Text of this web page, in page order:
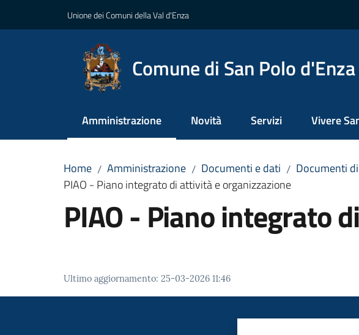
Unione dei Comuni della Val d'Enza
Comune di San Polo d'Enza
Amministrazione
Menu selezionato Novità Servizi Vivere
Home / Amministrazione / Documenti e dati / Documenti
PIAO - Piano integrato di attività e organizzazione
PIAO - Piano integrato
Ultimo aggiornamento: 25-03-2026 11:46